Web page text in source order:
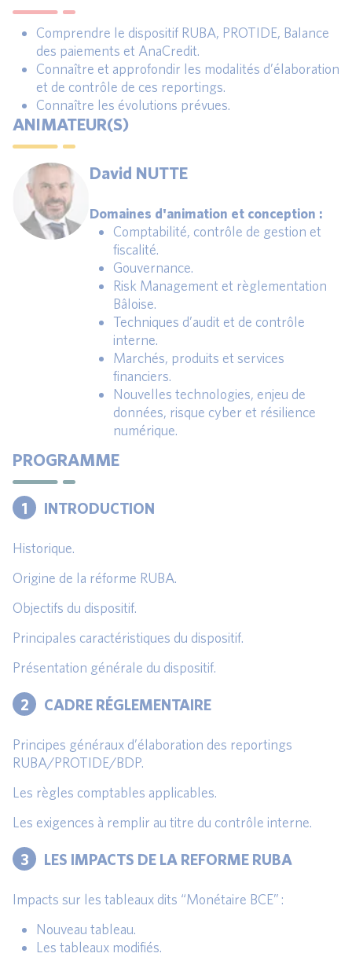
Comprendre le dispositif RUBA, PROTIDE, Balance
des paiements et AnaCredit.
Connaître et approfondir les modalités d’élaboration
et de contrôle de ces reportings.
Connaître les évolutions prévues.
ANIMATEUR(S)
David NUTTE
Domaines d'animation et conception :
Comptabilité, contrôle de gestion et
fiscalité.
Gouvernance.
Risk Management et règlementation
Bâloise.
Techniques d’audit et de contrôle
interne.
Marchés, produits et services
financiers.
Nouvelles technologies, enjeu de
données, risque cyber et résilience
numérique.
PROGRAMME
1 INTRODUCTION
Historique.
Origine de la réforme RUBA.
Objectifs du dispositif.
Principales caractéristiques du dispositif.
Présentation générale du dispositif.
2 CADRE RÉGLEMENTAIRE
Principes généraux d’élaboration des reportings
RUBA/PROTIDE/BDP.
Les règles comptables applicables.
Les exigences à remplir au titre du contrôle interne.
3 LES IMPACTS DE LA REFORME RUBA
Impacts sur les tableaux dits “Monétaire BCE” :
Nouveau tableau.
Les tableaux modifiés.